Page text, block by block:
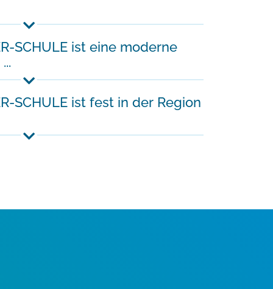
SCHULE ist eine moderne
SCHULE ist fest in der Region